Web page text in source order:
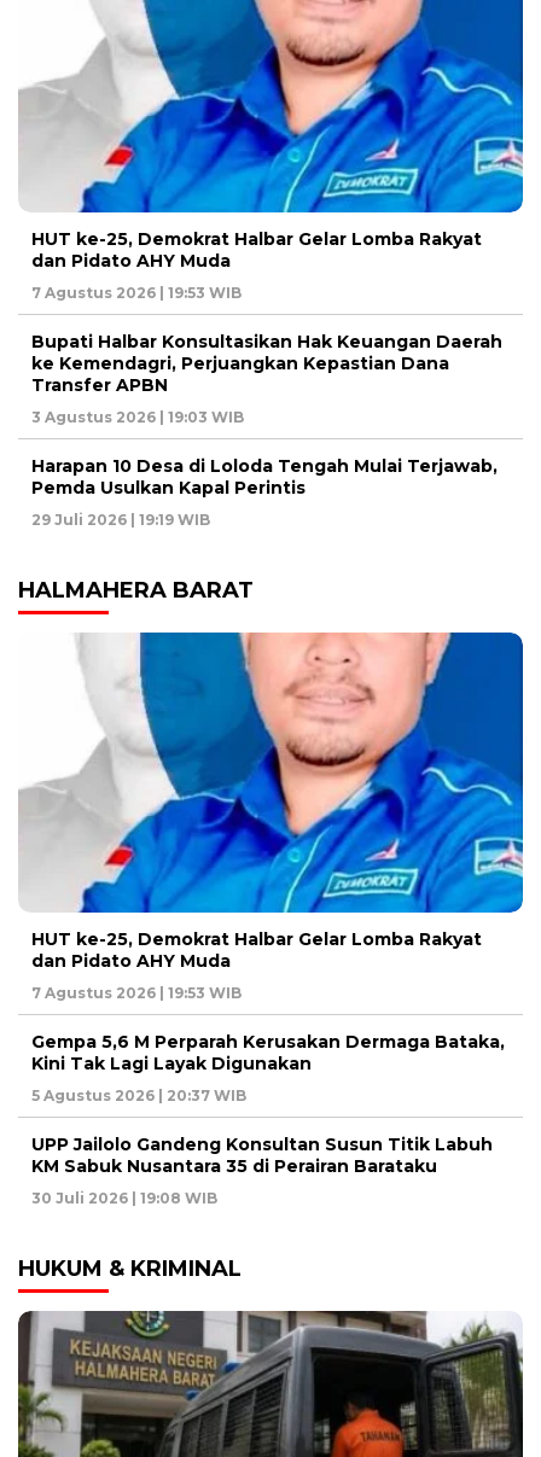
HUT ke-25, Demokrat Halbar Gelar Lomba Rakyat
dan Pidato AHY Muda
7 Agustus 2026 | 19:53 WIB
Bupati Halbar Konsultasikan Hak Keuangan Daerah
ke Kemendagri, Perjuangkan Kepastian Dana
Transfer APBN
3 Agustus 2026 | 19:03 WIB
Harapan 10 Desa di Loloda Tengah Mulai Terjawab,
Pemda Usulkan Kapal Perintis
29 Juli 2026 | 19:19 WIB
HALMAHERA BARAT
HUT ke-25, Demokrat Halbar Gelar Lomba Rakyat
dan Pidato AHY Muda
7 Agustus 2026 | 19:53 WIB
Gempa 5,6 M Perparah Kerusakan Dermaga Bataka,
Kini Tak Lagi Layak Digunakan
5 Agustus 2026 | 20:37 WIB
UPP Jailolo Gandeng Konsultan Susun Titik Labuh
KM Sabuk Nusantara 35 di Perairan Barataku
30 Juli 2026 | 19:08 WIB
HUKUM & KRIMINAL